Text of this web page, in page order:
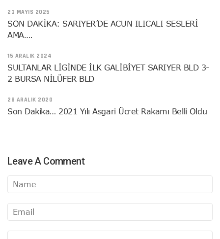
23 MAYIS 2025
SON DAKİKA: SARIYER’DE ACUN ILICALI SESLERİ
AMA….
15 ARALIK 2024
SULTANLAR LİGİNDE İLK GALİBİYET SARIYER BLD 3-
2 BURSA NİLÜFER BLD
28 ARALIK 2020
Son Dakika… 2021 Yılı Asgari Ücret Rakamı Belli Oldu
Leave A Comment